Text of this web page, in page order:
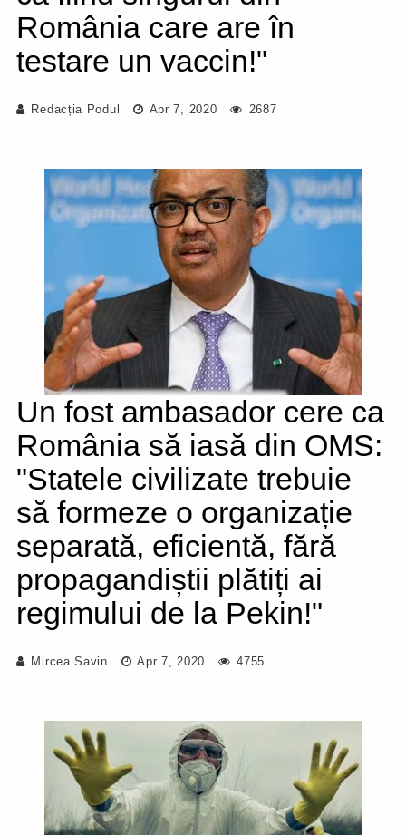
România care are în
testare un vaccin!"
Redacția Podul Apr 7, 2020 2687
Un fost ambasador cere ca
România să iasă din OMS:
"Statele civilizate trebuie
să formeze o organizație
separată, eficientă, fără
propagandiștii plătiți ai
regimului de la Pekin!"
Mircea Savin Apr 7, 2020 4755